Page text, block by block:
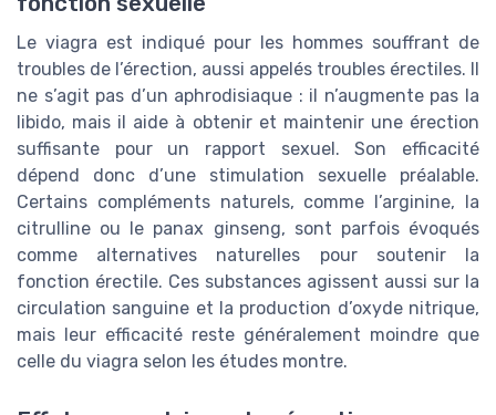
Le viagra est indiqué pour les hommes souffrant de
troubles de l’érection, aussi appelés troubles érectiles. Il
ne s’agit pas d’un aphrodisiaque : il n’augmente pas la
libido, mais il aide à obtenir et maintenir une érection
suffisante pour un rapport sexuel. Son efficacité
dépend donc d’une stimulation sexuelle préalable.
Certains compléments naturels, comme l’arginine, la
citrulline ou le panax ginseng, sont parfois évoqués
comme alternatives naturelles pour soutenir la
fonction érectile. Ces substances agissent aussi sur la
circulation sanguine et la production d’oxyde nitrique,
mais leur efficacité reste généralement moindre que
celle du viagra selon les études montre.